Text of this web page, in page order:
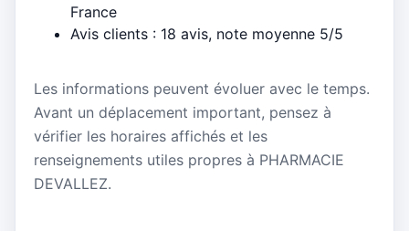
France
Avis clients : 18 avis, note moyenne 5/5
Les informations peuvent évoluer avec le temps.
Avant un déplacement important, pensez à
vérifier les horaires affichés et les
renseignements utiles propres à PHARMACIE
DEVALLEZ.